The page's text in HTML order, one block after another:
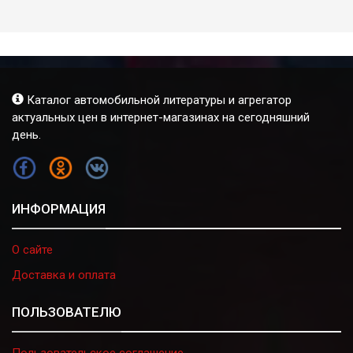
Каталог автомобильной литературы и агрегатор
актуальных цен в интернет-магазинах на сегодняшний
день.
FB OK VK
ИНФОРМАЦИЯ
О сайте
Доставка и оплата
ПОЛЬЗОВАТЕЛЮ